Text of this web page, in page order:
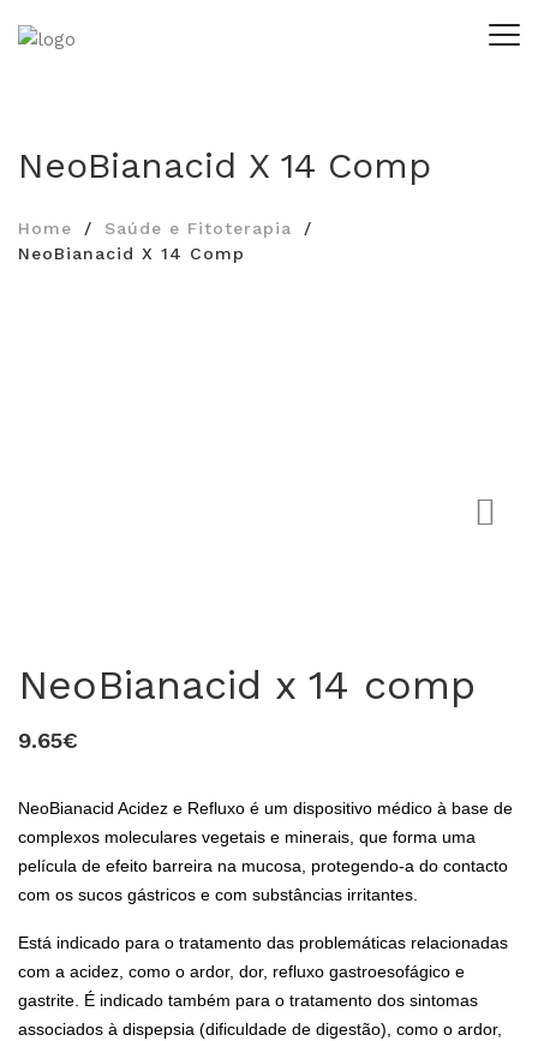
0
NeoBianacid X 14 Comp
Home
Saúde e Fitoterapia
NeoBianacid X 14 Comp
NeoBianacid x 14 comp
9.65€
NeoBianacid Acidez e Refluxo é um dispositivo médico à base de
complexos moleculares vegetais e minerais, que forma uma
película de efeito barreira na mucosa, protegendo-a do contacto
com os sucos gástricos e com substâncias irritantes.
Está indicado para o tratamento das problemáticas relacionadas
com a acidez, como o ardor, dor, refluxo gastroesofágico e
gastrite. É indicado também para o tratamento dos sintomas
associados à dispepsia (dificuldade de digestão), como o ardor,